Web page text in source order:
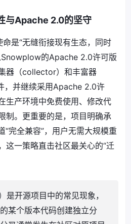
与Apache 2.0的坚守
是“无缝衔接现有生态，同时
Snowplow的Apache 2.0许可版
器（collector）和丰富器
，并继续采用Apache 2.0许
生产环境中免费使用、修改代
制。更重要的是，项目明确承
完全兼容”，用户无需大规模重
这一策略直击社区最关心的“迁
是开源项目中的常见现象，
某个版本代码创建独立分